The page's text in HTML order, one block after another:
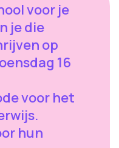
voor je
je die
op
16
voor het
hun